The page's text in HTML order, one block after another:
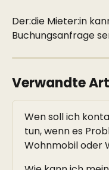
Der:die Mieter:in
Buchungsanfrage
Verwandte
Wen soll ich
tun, wenn es
Wohnmobil oder